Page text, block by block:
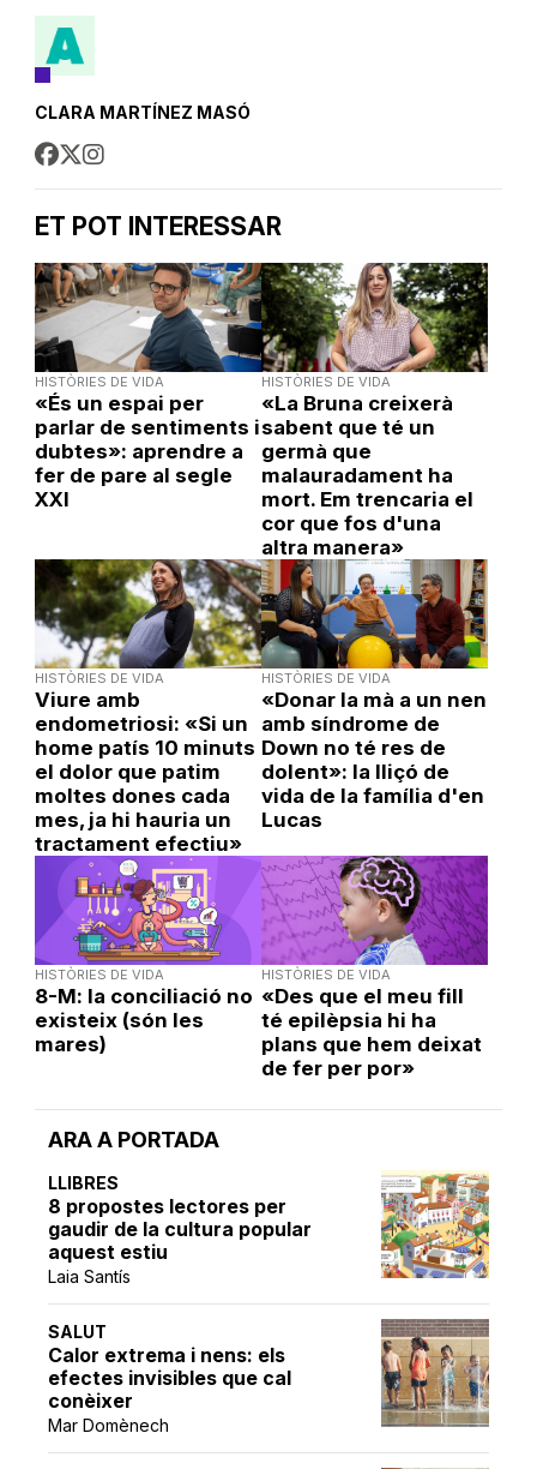
ARA A PORTADA
LLIBRES
8 propostes lectores per
gaudir de la cultura popular
aquest estiu
Laia Santís
SALUT
Calor extrema i nens: els
efectes invisibles que cal
conèixer
Mar Domènech
CLARA MARTÍNEZ MASÓ
ET POT INTERESSAR
HISTÒRIES DE VIDA
«És un espai per
parlar de sentiments i
dubtes»: aprendre a
fer de pare al segle
XXI
HISTÒRIES DE VIDA
«La Bruna creixerà
sabent que té un
germà que
malauradament ha
mort. Em trencaria el
cor que fos d'una
altra manera»
HISTÒRIES DE VIDA
Viure amb
endometriosi: «Si un
home patís 10 minuts
el dolor que patim
moltes dones cada
mes, ja hi hauria un
tractament efectiu»
HISTÒRIES DE VIDA
«Donar la mà a un nen
amb síndrome de
Down no té res de
dolent»: la lliçó de
vida de la família d'en
Lucas
HISTÒRIES DE VIDA
8-M: la conciliació no
existeix (són les
mares)
HISTÒRIES DE VIDA
«Des que el meu fill
té epilèpsia hi ha
plans que hem deixat
de fer per por»